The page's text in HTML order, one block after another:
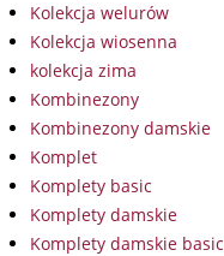
Kolekcja welurów
Kolekcja wiosenna
kolekcja zima
Kombinezony
Kombinezony damskie
Komplet
Komplety basic
Komplety damskie
Komplety damskie basic